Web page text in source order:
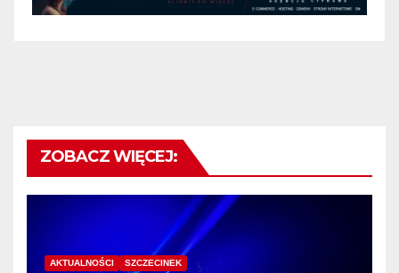
ZOBACZ WIĘCEJ:
AKTUALNOŚCI SZCZECINEK